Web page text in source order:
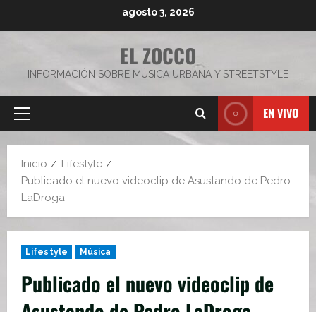
agosto 3, 2026
EL ZOCCO
INFORMACIÓN SOBRE MÚSICA URBANA Y STREETSTYLE
Menú
EN VIVO
Inicio
Lifestyle
Publicado el nuevo videoclip de Asustando de Pedro
LaDroga
Lifestyle Música
Publicado el nuevo videoclip de